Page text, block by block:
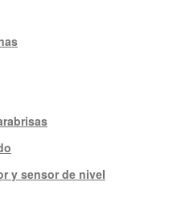
y sensor de nivel